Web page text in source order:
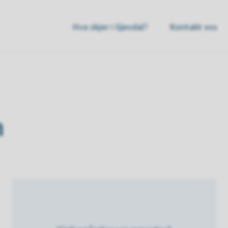
Hva skjer i Gjesdal? Kontakt oss